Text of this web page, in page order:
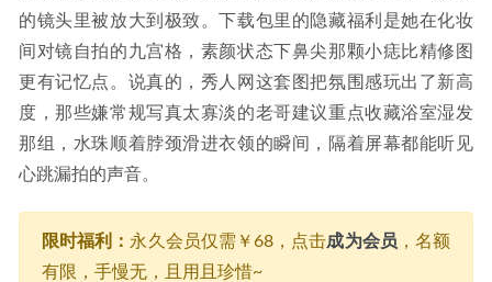
的镜头里被放大到极致。下载包里的隐藏福利是她在化妆
间对镜自拍的九宫格，素颜状态下鼻尖那颗小痣比精修图
更有记忆点。说真的，秀人网这套图把氛围感玩出了新高
度，那些嫌常规写真太寡淡的老哥建议重点收藏浴室湿发
那组，水珠顺着脖颈滑进衣领的瞬间，隔着屏幕都能听见
心跳漏拍的声音。
限时福利： 永久会员仅需￥68，点击成为会员 ，名额
有限，手慢无，且用且珍惜~